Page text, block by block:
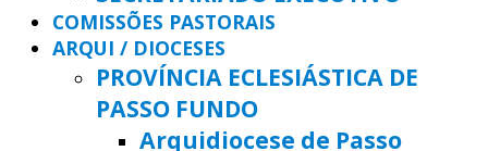
COMISSÕES PASTORAIS
ARQUI / DIOCESES
PROVÍNCIA ECLESIÁSTICA DE
PASSO FUNDO
Arquidiocese de Passo